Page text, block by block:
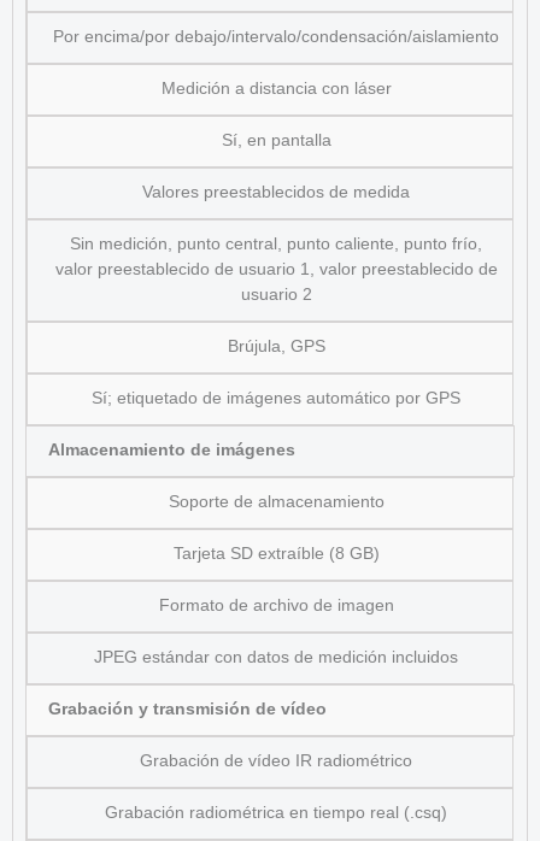
Por encima/por debajo/intervalo/condensación/aislamiento
Medición a distancia con láser
Sí, en pantalla
Valores preestablecidos de medida
Sin medición, punto central, punto caliente, punto frío,
valor preestablecido de usuario 1, valor preestablecido de
usuario 2
Brújula, GPS
Sí; etiquetado de imágenes automático por GPS
Almacenamiento de imágenes
Soporte de almacenamiento
Tarjeta SD extraíble (8 GB)
Formato de archivo de imagen
JPEG estándar con datos de medición incluidos
Grabación y transmisión de vídeo
Grabación de vídeo IR radiométrico
Grabación radiométrica en tiempo real (.csq)